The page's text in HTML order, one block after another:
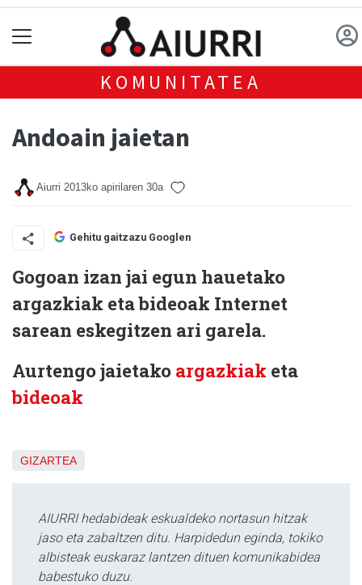
KOMUNITATEA
Andoain jaietan
Aiurri 2013ko apirilaren 30a
Gehitu gaitzazu Googlen
Gogoan izan jai egun hauetako
argazkiak eta bideoak Internet
sarean eskegitzen ari garela.
Aurtengo jaietako argazkiak eta
bideoak
GIZARTEA
AIURRI hedabideak eskualdeko nortasun hitzak
jaso eta zabaltzen ditu. Harpidedun eginda, tokiko
albisteak euskaraz lantzen dituen komunikabidea
babestuko duzu.